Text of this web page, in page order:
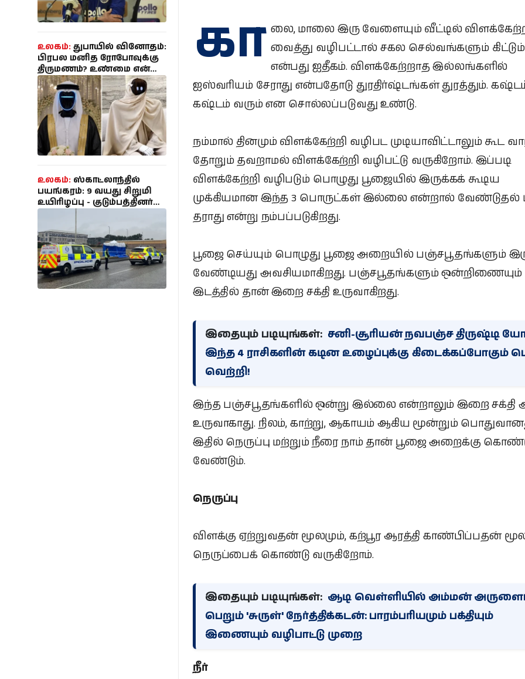
உலகம்: துபாயில் வினோதம்:
பிரபல மனித ரோபோவுக்கு
திருமணம்? உண்மை என்ன
தெரியுமா?
உலகம்: ஸ்காட்லாந்தில்
பயங்கரம்: 9 வயது சிறுமி
உயிரிழப்பு - குடும்பத்தினர்
அனுமதி; 35 வயது
இளைஞர் கைது!
கா லை, மாலை இரு வேளையும் வீட்டில்
வைத்து வழிபட்டால் சகல செல்வங்களும் கிட்டும்
என்பது ஐதீகம். விளக்கேற்றாத இல்லங்களில்
ஐஸ்வரியம் சேராது என்பதோடு துரதிர்ஷ்டங்கள் துரத்தும்.
கஷ்டம் வரும் என சொல்லப்படுவது உண்டு.
நம்மால் தினமும் விளக்கேற்றி வழிபட முடியாவிட்டாலும் கூட
தோறும் தவறாமல் விளக்கேற்றி வழிபட்டு வருகிறோம். இப்படி
விளக்கேற்றி வழிபடும் பொழுது பூஜையில் இருக்கக் கூடிய
முக்கியமான இந்த 3 பொருட்கள் இல்லை என்றால்
தராது என்று நம்பப்படுகிறது.
பூஜை செய்யும் பொழுது பூஜை அறையில் பஞ்சபூதங்களும்
வேண்டியது அவசியமாகிறது. பஞ்சபூதங்களும் ஒன்றிணையும்
இடத்தில் தான் இறை சக்தி உருவாகிறது.
இதையும் படியுங்கள்: சனி-சூரியன் நவபஞ்ச திருஷ்டி
இந்த 4 ராசிகளின் கடின உழைப்புக்கு கிடைக்கப்போகும்
வெற்றி!
இந்த பஞ்சபூதங்களில் ஒன்று இல்லை என்றாலும் இறை சக்தி
உருவாகாது. நிலம், காற்று, ஆகாயம் ஆகிய மூன்றும்
இதில் நெருப்பு மற்றும் நீரை நாம் தான் பூஜை அறைக்கு
வேண்டும்.
நெருப்பு
விளக்கு ஏற்றுவதன் மூலமும், கற்பூர ஆரத்தி காண்பிப்பதன்
நெருப்பைக் கொண்டு வருகிறோம்.
இதையும் படியுங்கள்: ஆடி வெள்ளியில் அம்மன்
பெறும் 'சுருள்' நேர்த்திக்கடன்: பாரம்பரியமும் பக்தியும்
இணையும் வழிபாட்டு முறை
நீர்